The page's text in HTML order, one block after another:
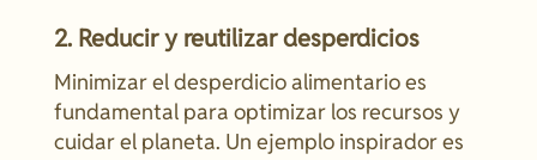
2. Reducir y reutilizar desperdicios
Minimizar el desperdicio alimentario es
fundamental para optimizar los recursos y
cuidar el planeta. Un ejemplo inspirador es